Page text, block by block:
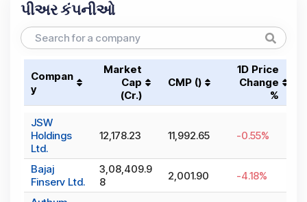
પીઅર કંપનીઓ
Compan
y
Market
Cap
(₹Cr.)
CMP (₹)
1D Price
Change
%
JSW
Holdings
Ltd.
12,178.23 11,992.65 -0.55%
Bajaj
Finserv Ltd.
3,08,409.9
8
2,001.90 -4.18%